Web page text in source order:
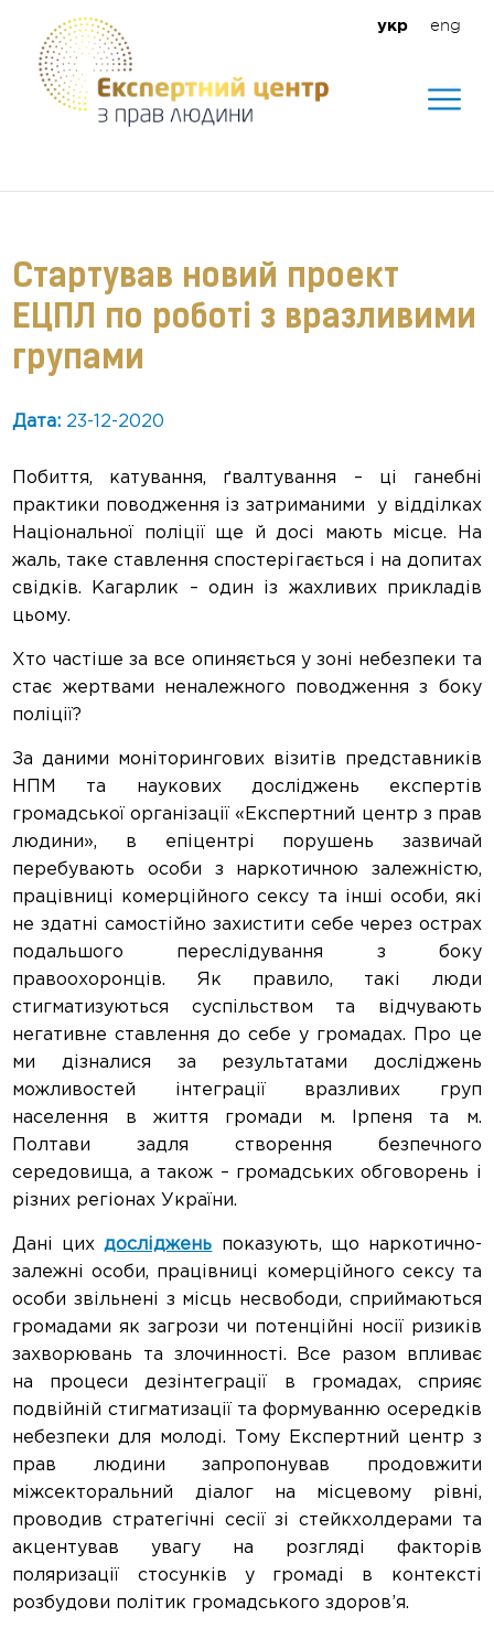
укр eng
Стартував новий проект
ЕЦПЛ по роботі з вразливими
групами
Дата: 23-12-2020
Побиття, катування, ґвалтування – ці ганебні
практики поводження із затриманими у відділках
Національної поліції ще й досі мають місце. На
жаль, таке ставлення спостерігається і на допитах
свідків. Кагарлик – один із жахливих прикладів
цьому.
Хто частіше за все опиняється у зоні небезпеки та
стає жертвами неналежного поводження з боку
поліції?
За даними моніторингових візитів представників
НПМ та наукових досліджень експертів
громадської організації «Експертний центр з прав
людини», в епіцентрі порушень зазвичай
перебувають особи з наркотичною залежністю,
працівниці комерційного сексу та інші особи, які
не здатні самостійно захистити себе через острах
подальшого переслідування з боку
правоохоронців. Як правило, такі люди
стигматизуються суспільством та відчувають
негативне ставлення до себе у громадах. Про це
ми дізналися за результатами досліджень
можливостей інтеграції вразливих груп
населення в життя громади м. Ірпеня та м.
Полтави задля створення безпечного
середовища, а також – громадських обговорень і
різних регіонах України.
Дані цихдосліджень показують, що наркотично-
залежні особи, працівниці комерційного сексу та
особи звільнені з місць несвободи, сприймаються
громадами як загрози чи потенційні носії ризиків
захворювань та злочинності. Все разом впливає
на процеси дезінтеграції в громадах, сприяє
подвійній стигматизації та формуванню осередків
небезпеки для молоді. Тому Експертний центр з
прав людини запропонував продовжити
міжсекторальний діалог на місцевому рівні,
проводив стратегічні сесії зі стейкхолдерами та
акцентував увагу на розгляді факторів
поляризації стосунків у громаді в контексті
розбудови політик громадського здоров’я.